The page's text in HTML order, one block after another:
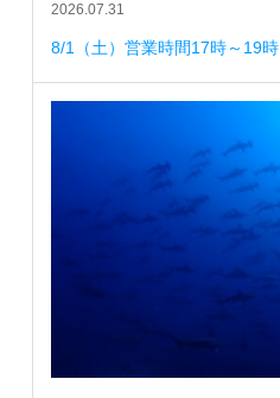
2026.07.31
8/1（土）営業時間17時～19時